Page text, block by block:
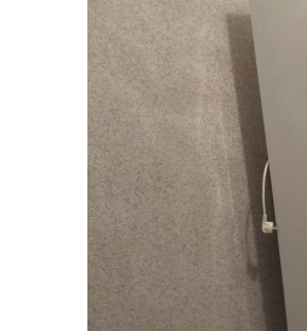
1
комнатная
Соломенский
район